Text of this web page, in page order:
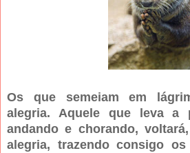
Os que semeiam em
alegria. Aquele que leva a
andando e chorando,
alegria, trazendo consigo